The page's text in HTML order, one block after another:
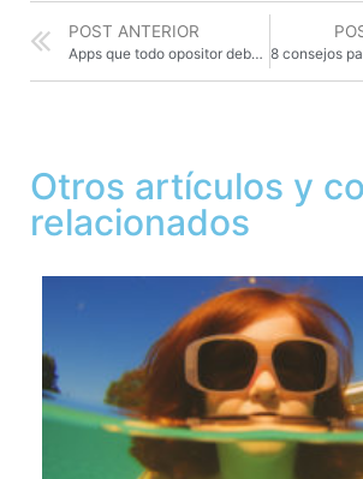
POST ANTERIOR
Apps que todo opositor debería conocer
Otros artículos y
relacionados